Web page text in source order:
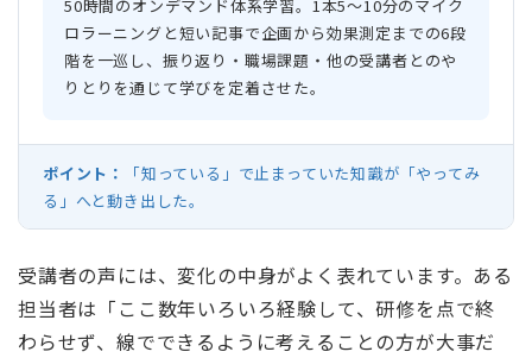
50時間のオンデマンド体系学習。1本5〜10分のマイク
ロラーニングと短い記事で企画から効果測定までの6段
階を一巡し、振り返り・職場課題・他の受講者とのや
りとりを通じて学びを定着させた。
ポイント：
「知っている」で止まっていた知識が「やってみ
る」へと動き出した。
受講者の声には、変化の中身がよく表れています。ある
担当者は「ここ数年いろいろ経験して、研修を点で終
わらせず、線でできるように考えることの方が大事だ